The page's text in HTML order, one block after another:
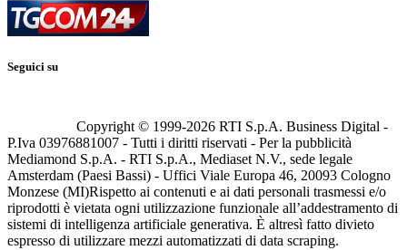
Seguici su
Copyright © 1999-2026 RTI S.p.A. Business Digital -
P.Iva 03976881007 - Tutti i diritti riservati - Per la pubblicità
Mediamond S.p.A. - RTI S.p.A., Mediaset N.V., sede legale
Amsterdam (Paesi Bassi) - Uffici Viale Europa 46, 20093 Cologno
Monzese (MI)Rispetto ai contenuti e ai dati personali trasmessi e/o
riprodotti è vietata ogni utilizzazione funzionale all’addestramento di
sistemi di intelligenza artificiale generativa. È altresì fatto divieto
espresso di utilizzare mezzi automatizzati di data scraping.